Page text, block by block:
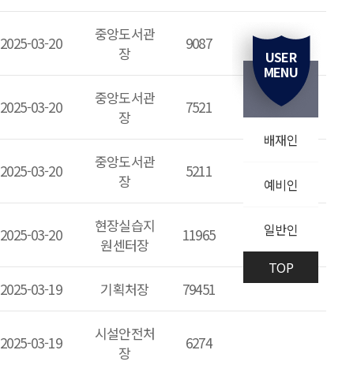
2025-03-20
중앙도서관
장
9087
2025-03-20
중앙도서관
장
7521
2025-03-20
중앙도서관
장
5211
2025-03-20
현장실습지
원센터장
11965
2025-03-19 기획처장 79451
2025-03-19
시설안전처
장
6274
USER
MENU
배재인
예비인
일반인
TOP